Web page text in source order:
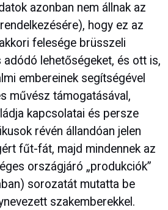
azonban nem állnak az
hogy ez az
felesége brüsszeli
adódó lehetőségeket, és ott is,
embereinek segítségével
művész támogatásával,
kapcsolatai és persze
révén állandóan jelen
fűt-fát, majd mindennek az
országjáró „produkciók”
sorozatát mutatta be
szakemberekkel.